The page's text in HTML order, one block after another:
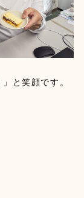
と笑顔です。